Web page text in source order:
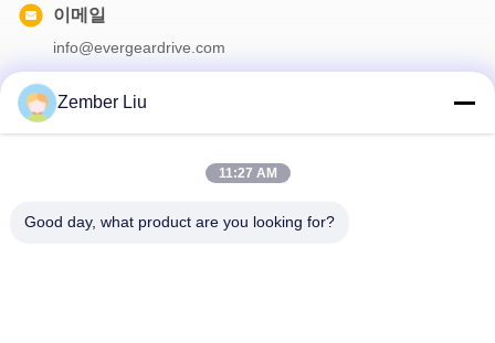
이메일
info@evergeardrive.com
Zember Liu
11:27 AM
Good day, what product are you looking for?